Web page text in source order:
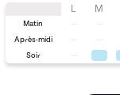
L M
Matin
Après-midi
Soir